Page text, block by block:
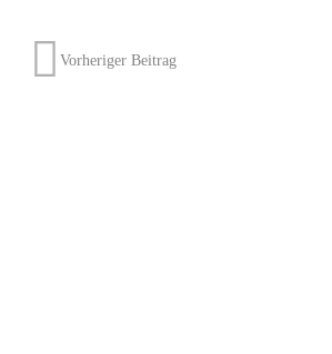
Vorheriger Beitrag